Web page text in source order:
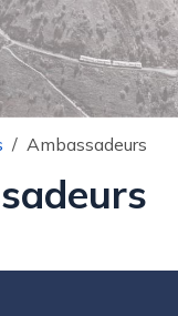
Ambassadeurs